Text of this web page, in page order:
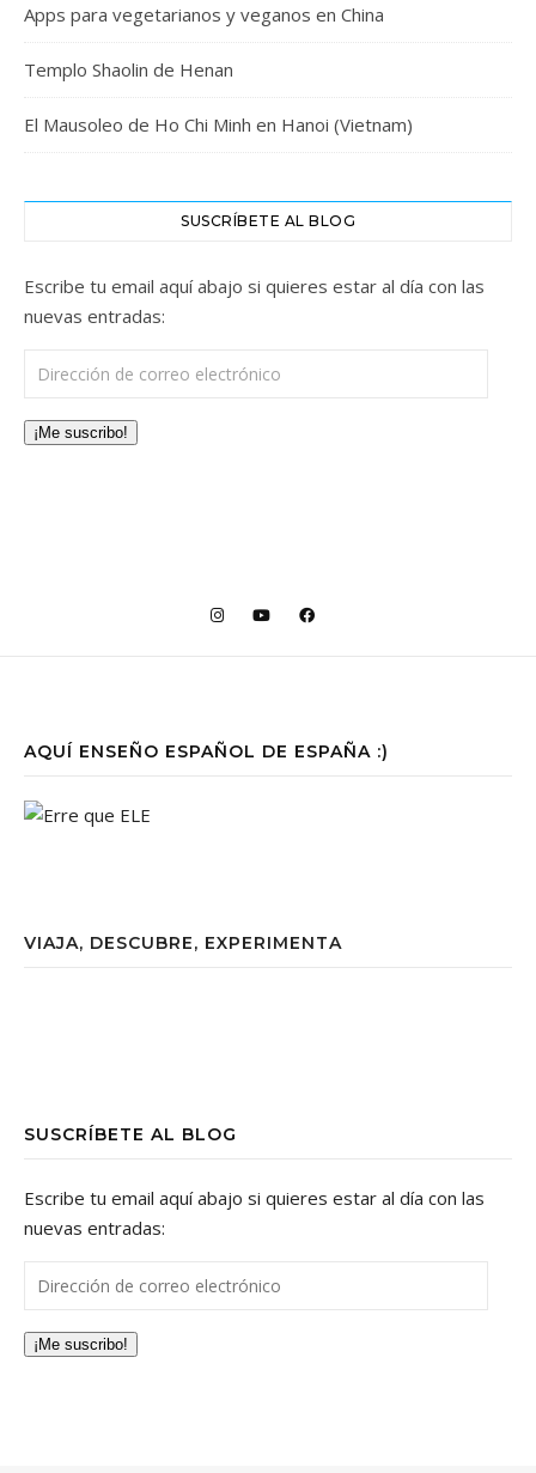
Apps para vegetarianos y veganos en China
Templo Shaolin de Henan
El Mausoleo de Ho Chi Minh en Hanoi (Vietnam)
SUSCRÍBETE AL BLOG
Escribe tu email aquí abajo si quieres estar al día con las
nuevas entradas:
Dirección de correo electrónico
¡Me suscribo!
AQUÍ ENSEÑO ESPAÑOL DE ESPAÑA :)
VIAJA, DESCUBRE, EXPERIMENTA
SUSCRÍBETE AL BLOG
Escribe tu email aquí abajo si quieres estar al día con las
nuevas entradas:
Dirección de correo electrónico
¡Me suscribo!